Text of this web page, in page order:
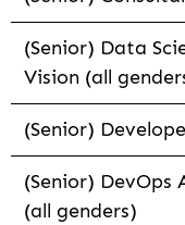
(Senior) Data
Vision (all
(Senior)
(Senior) DevOps
(all genders)